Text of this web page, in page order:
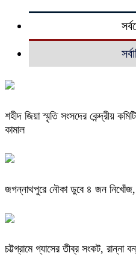
শহীদ জিয়া স্মৃতি সংসদের কেন্দ্রীয়
কামাল
জগন্নাথপুরে নৌকা ডুবে ৪ জন
চট্টগ্রামে গ্যাসের তীব্র সংকট, রান্না